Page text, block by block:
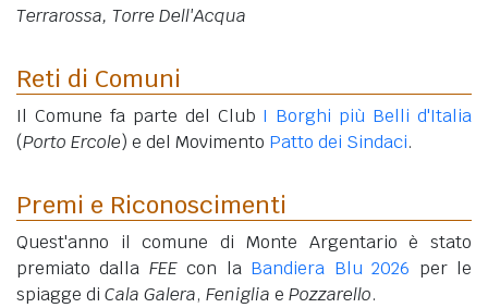
Terrarossa, Torre Dell'Acqua
Reti di Comuni
Il Comune fa parte del Club I Borghi più Belli d'Italia
(Porto Ercole) e del Movimento Patto dei Sindaci.
Premi e Riconoscimenti
Quest'anno il comune di Monte Argentario è stato
premiato dalla FEEcon la Bandiera Blu 2026 per le
spiagge di Cala Galera, Feniglia e Pozzarello.